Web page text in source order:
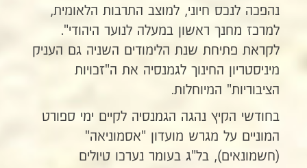
נהפכה לנכס חיוני, למוצב התרבות הלאומית,
למרכז מחנך ראשון במעלה לנוער היהודי".
לקראת פתיחת שנת הלימודים השניה גם העניק
מיניסטריון החינוך לגמנסיה את ה"זכויות
הציבוריות" המיוחלות.
בחודשי הקיץ נהגה הגמנסיה לקיים ימי ספורט
המוניים על מגרש מועדון "אסמוניאה"
(חשמונאים), בל"ג בעומר נערכו טיולים